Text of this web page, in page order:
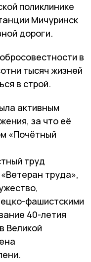
поликлинике
Мичуринск
дороги.
в
тысяч жизней
в строй.
активным
за что её
«Почётный
труд
труда»,
фашистскими
40-летия
Великой